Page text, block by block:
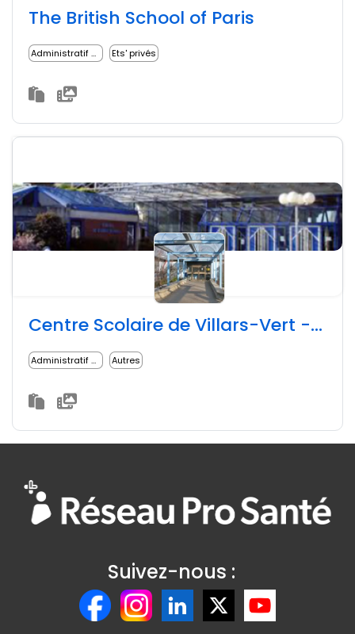
The British School of Paris
Administratif médical Ets' privés
Centre Scolaire de Villars-Vert - Canton de Fribourg / Suisse
Administratif médical Autres
Suivez-nous :